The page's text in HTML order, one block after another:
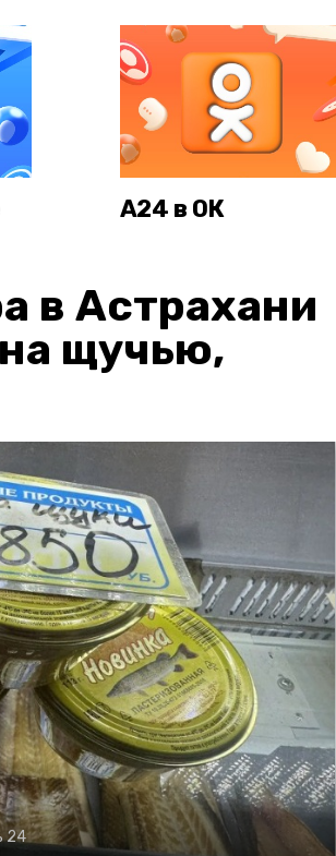
А24 в ОК
в Астрахани
щучью,
24